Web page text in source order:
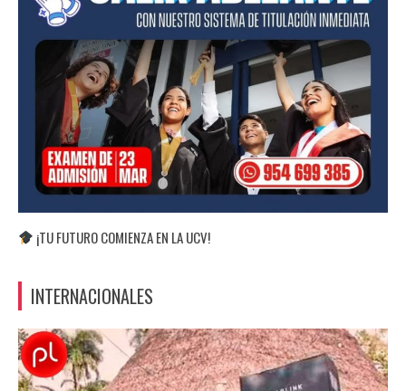
¡TU FUTURO COMIENZA EN LA UCV!
INTERNACIONALES